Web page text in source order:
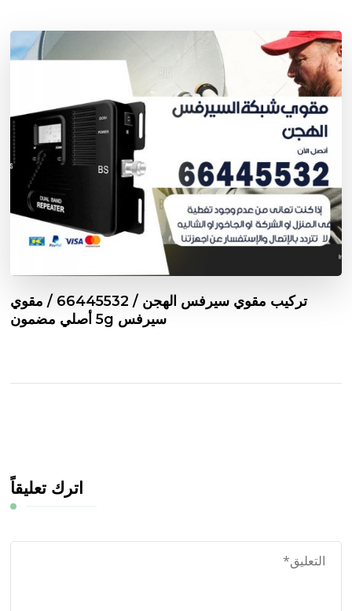
تركيب مقوي سيرفس الهجن / 66445532 / مقوي
سيرفس 5g أصلي مضمون
اترك تعليقاً